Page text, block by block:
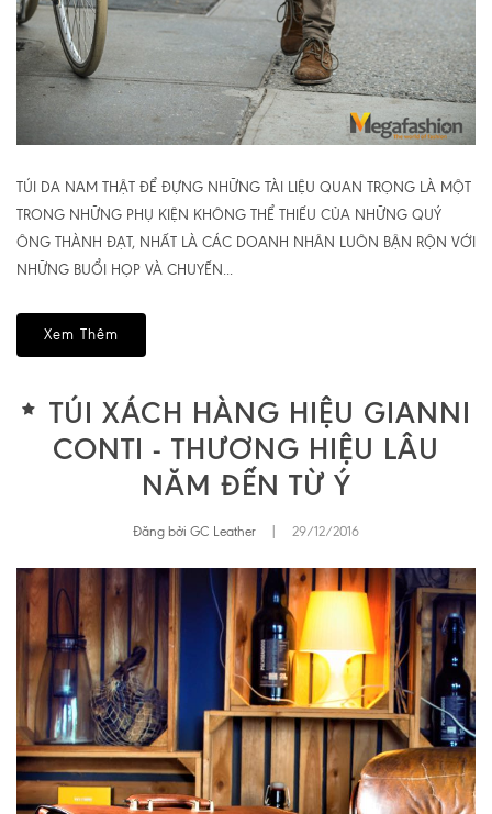
TÚI DA NAM THẬT ĐỂ ĐỰNG NHỮNG TÀI LIỆU QUAN TRỌNG LÀ MỘT
TRONG NHỮNG PHỤ KIỆN KHÔNG THỂ THIẾU CỦA NHỮNG QUÝ
ÔNG THÀNH ĐẠT, NHẤT LÀ CÁC DOANH NHÂN LUÔN BẬN RỘN VỚI
NHỮNG BUỔI HỌP VÀ CHUYẾN...
Xem Thêm
TÚI XÁCH HÀNG HIỆU GIANNI
CONTI - THƯƠNG HIỆU LÂU
NĂM ĐẾN TỪ Ý
Đăng bởi GC Leather 29/12/2016